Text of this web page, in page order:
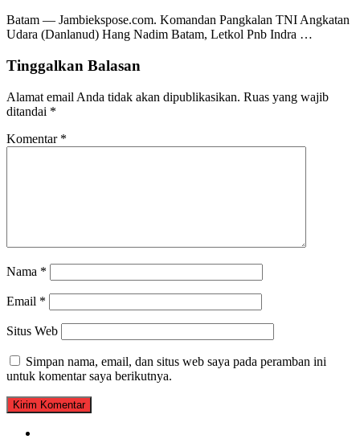
Batam — Jambiekspose.com. Komandan Pangkalan TNI Angkatan
Udara (Danlanud) Hang Nadim Batam, Letkol Pnb Indra …
Tinggalkan Balasan
Alamat email Anda tidak akan dipublikasikan. Ruas yang wajib
ditandai *
Komentar *
Nama *
Email *
Situs Web
Simpan nama, email, dan situs web saya pada peramban ini
untuk komentar saya berikutnya.